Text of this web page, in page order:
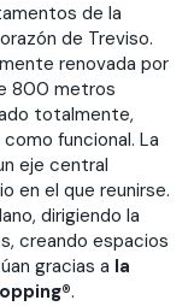
de la
de Treviso.
renovada por
800 metros
totalmente,
funcional. La
eje central
en el que reunirse.
dirigiendo la
creando espacios
gracias a la
.